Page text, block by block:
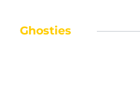
Ghosties